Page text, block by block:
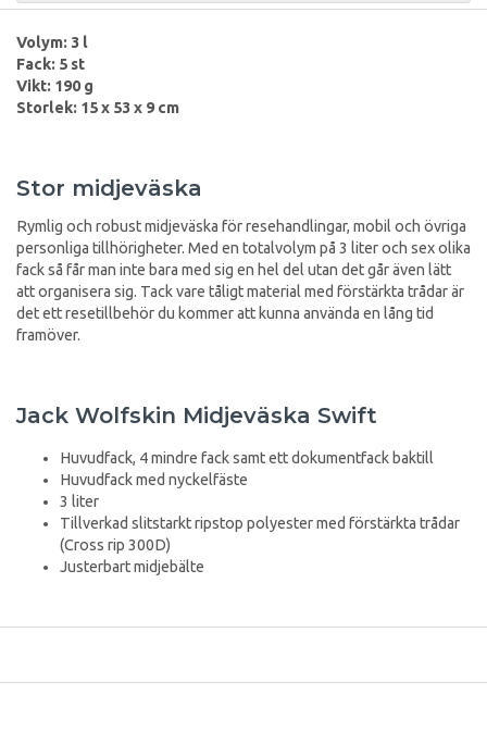
Volym: 3 l
Fack: 5 st
Vikt: 190 g
Storlek: 15 x 53 x 9 cm
Stor midjeväska
Rymlig och robust midjeväska för resehandlingar, mobil och övriga
personliga tillhörigheter. Med en totalvolym på 3 liter och sex olika
fack så får man inte bara med sig en hel del utan det går även lätt
att organisera sig. Tack vare tåligt material med förstärkta trådar är
det ett resetillbehör du kommer att kunna använda en lång tid
framöver.
Jack Wolfskin Midjeväska Swift
Huvudfack, 4 mindre fack samt ett dokumentfack baktill
Huvudfack med nyckelfäste
3 liter
Tillverkad slitstarkt ripstop polyester med förstärkta trådar
(Cross rip 300D)
Justerbart midjebälte